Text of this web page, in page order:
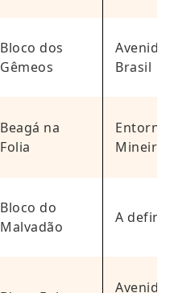
Bloco dos
Gêmeos
Avenida
Brasil
Beagá na
Folia
Bloco do
Malvadão
A
Avenida